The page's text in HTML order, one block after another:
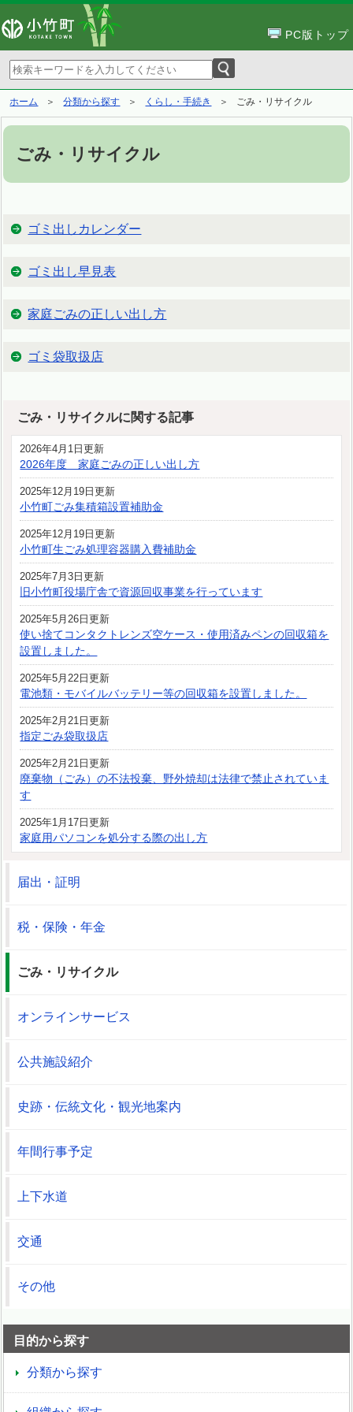
PC版トップ
ホーム 分類から探す くらし・手続き ごみ・リサイクル
ごみ・リサイクル
ゴミ出しカレンダー
ゴミ出し早見表
家庭ごみの正しい出し方
ゴミ袋取扱店
ごみ・リサイクルに関する記事
2026年4月1日更新
2026年度 家庭ごみの正しい出し方
2025年12月19日更新
小竹町ごみ集積箱設置補助金
2025年12月19日更新
小竹町生ごみ処理容器購入費補助金
2025年7月3日更新
旧小竹町役場庁舎で資源回収事業を行っています
2025年5月26日更新
使い捨てコンタクトレンズ空ケース・使用済みペンの回収箱を
設置しました。
2025年5月22日更新
電池類・モバイルバッテリー等の回収箱を設置しました。
2025年2月21日更新
指定ごみ袋取扱店
2025年2月21日更新
廃棄物（ごみ）の不法投棄、野外焼却は法律で禁止されていま
す
2025年1月17日更新
家庭用パソコンを処分する際の出し方
届出・証明
税・保険・年金
ごみ・リサイクル
オンラインサービス
公共施設紹介
史跡・伝統文化・観光地案内
年間行事予定
上下水道
交通
その他
目的から探す
分類から探す